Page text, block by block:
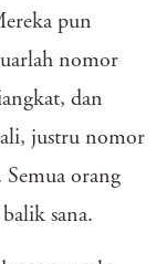
pun
nomor
dan
justru nomor
Semua orang
sana.